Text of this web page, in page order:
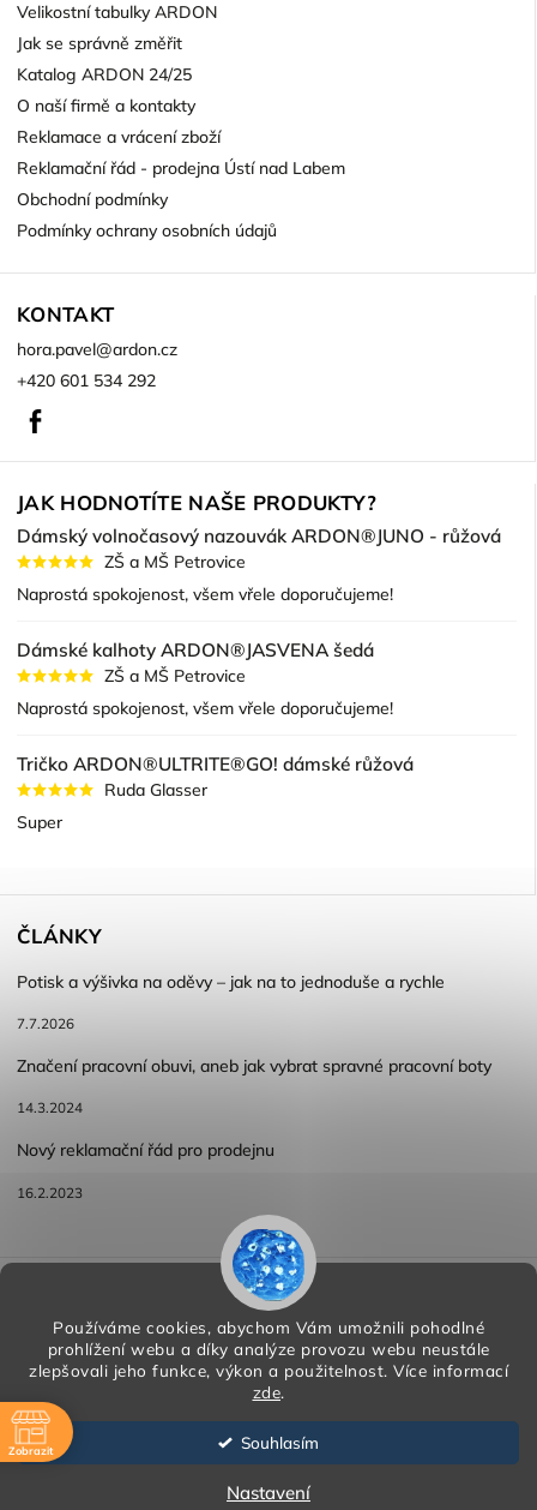
Používáme cookies, abychom Vám umožnili pohodlné
prohlížení webu a díky analýze provozu webu neustále
zlepšovali jeho funkce, výkon a použitelnost. Více informací
zde.
Souhlasím
Nastavení
Velikostní tabulky ARDON
Jak se správně změřit
Katalog ARDON 24/25
O naší firmě a kontakty
Reklamace a vrácení zboží
Reklamační řád - prodejna Ústí nad Labem
Obchodní podmínky
Podmínky ochrany osobních údajů
KONTAKT
hora.pavel@ardon.cz
+420 601 534 292
JAK HODNOTÍTE NAŠE PRODUKTY?
Dámský volnočasový nazouvák ARDON®JUNO - růžová
ZŠ a MŠ Petrovice
Naprostá spokojenost, všem vřele doporučujeme!
Dámské kalhoty ARDON®JASVENA šedá
ZŠ a MŠ Petrovice
Naprostá spokojenost, všem vřele doporučujeme!
Tričko ARDON®ULTRITE®GO! dámské růžová
Ruda Glasser
Super
ČLÁNKY
Potisk a výšivka na oděvy – jak na to jednoduše a rychle
7.7.2026
Značení pracovní obuvi, aneb jak vybrat spravné pracovní boty
14.3.2024
Nový reklamační řád pro prodejnu
16.2.2023
Reklamace a vracení zboží
Podmínky ochrany osobních údajů
Copyright 2026 HORA PP s.r.o.
Shoptet | Design
Zobrazit